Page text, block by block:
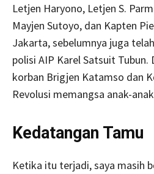
Letjen Haryono, Letjen S.
Mayjen Sutoyo, dan Kapten
Jakarta, sebelumnya juga
polisi AIP Karel Satsuit
korban Brigjen Katamso dan
Revolusi memangsa anak-
Kedatangan Tamu
Ketika itu terjadi, saya masih